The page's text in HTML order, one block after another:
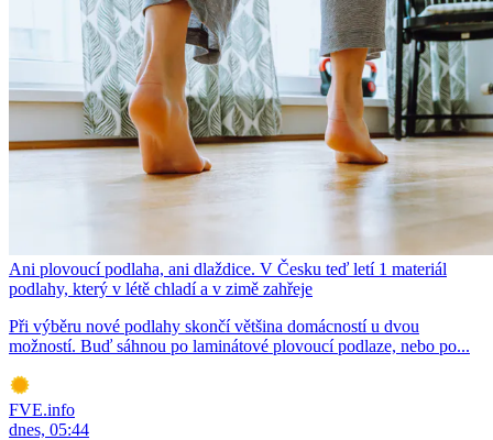
Ani plovoucí podlaha, ani dlaždice. V Česku teď letí 1 materiál
podlahy, který v létě chladí a v zimě zahřeje
Při výběru nové podlahy skončí většina domácností u dvou
možností. Buď sáhnou po laminátové plovoucí podlaze, nebo po...
FVE.info
dnes, 05:44